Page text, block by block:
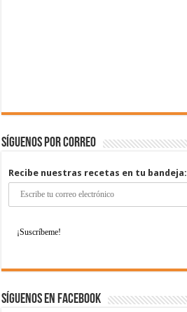
Síguenos por correo
Recibe nuestras recetas en tu bandeja:
Síguenos en Facebook